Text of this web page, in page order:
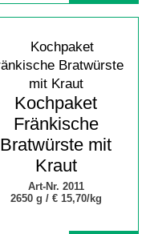
Kochpaket
Fränkische
Bratwürste mit
Kraut
Art-Nr. 2011
2650 g / € 15,70/kg